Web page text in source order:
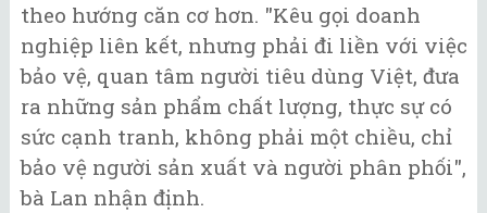
theo hướng căn cơ hơn. "Kêu gọi doanh
nghiệp liên kết, nhưng phải đi liền với việc
bảo vệ, quan tâm người tiêu dùng Việt, đưa
ra những sản phẩm chất lượng, thực sự có
sức cạnh tranh, không phải một chiều, chỉ
bảo vệ người sản xuất và người phân phối",
bà Lan nhận định.